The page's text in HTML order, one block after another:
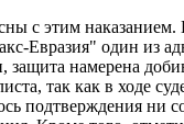
с этим
Евразия" один из
намерена
так как в ходе
подтверждения ни